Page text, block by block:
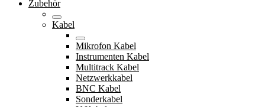
Zubehör
Kabel
Mikrofon Kabel
Instrumenten Kabel
Multitrack Kabel
Netzwerkkabel
BNC Kabel
Sonderkabel